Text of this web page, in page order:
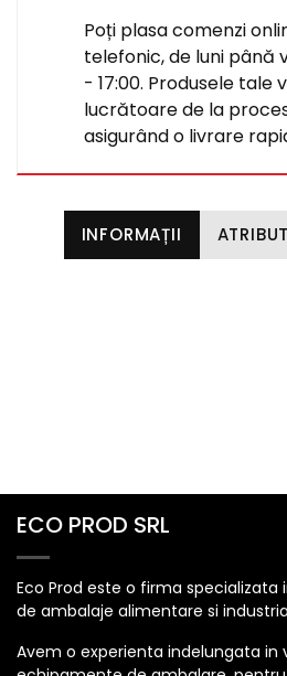
Poți plasa comenzi
telefonic, de luni până
- 17:00. Produsele tale
lucrătoare de la
asigurând o livrare
INFORMAȚII
ECO PROD SRL
Eco Prod este o firma
de ambalaje alimentare si
Avem o experienta indelungata in